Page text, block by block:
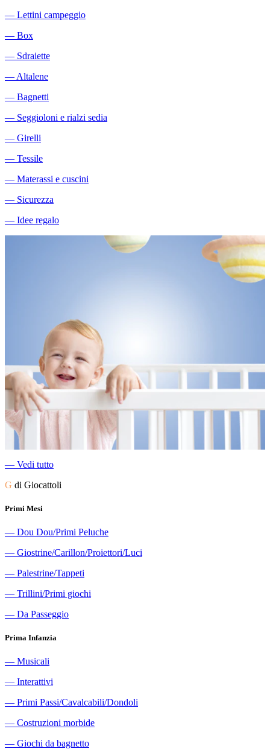
― Lettini campeggio
― Box
― Sdraiette
―Altalene
― Bagnetti
― Seggioloni e rialzi sedia
― Girelli
― Tessile
― Materassi e cuscini
― Sicurezza
― Idee regalo
― Vedi tutto
G di Giocattoli
Primi Mesi
― Dou Dou/Primi Peluche
― Giostrine/Carillon/Proiettori/Luci
― Palestrine/Tappeti
― Trillini/Primi giochi
― Da Passeggio
Prima Infanzia
― Musicali
― Interattivi
― Primi Passi/Cavalcabili/Dondoli
― Costruzioni morbide
― Giochi da bagnetto